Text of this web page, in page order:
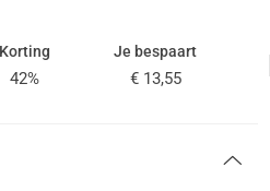
Korting
42%
Je bespaart
€ 13,55